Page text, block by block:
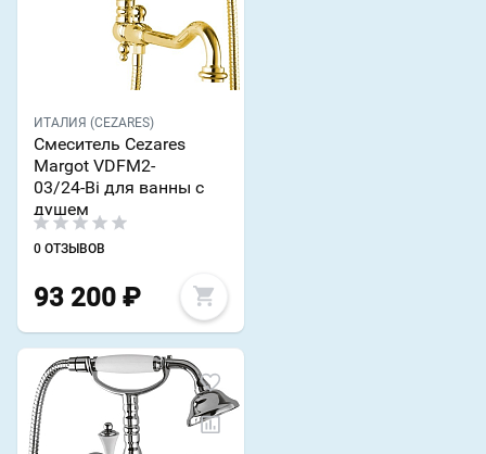
ИТАЛИЯ (CEZARES)
Смеситель Cezares
Margot VDFM2-
03/24-Bi для ванны с
душем
0 ОТЗЫВОВ
93 200 ₽